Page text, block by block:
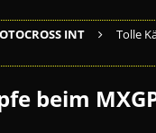
INT
Tolle
beim